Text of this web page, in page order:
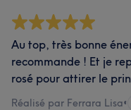
Au top, très bonne
recommande ! Et je
rosé pour attirer le
Réalisé par Ferrara Lisa•